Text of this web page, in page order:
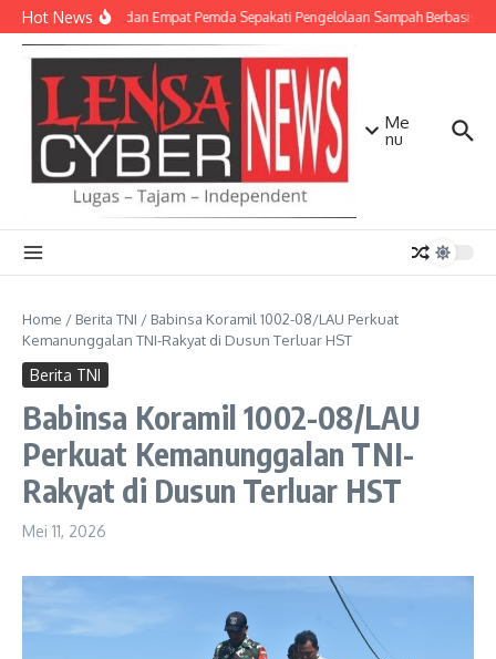
Lewati ke konten
Hot NewsTNI AD dan Empat Pemda Sepakati Pengelolaan Sampah Berbasis
Me
nu
Home / Berita TNI / Babinsa Koramil 1002-08/LAU Perkuat
Kemanunggalan TNI-Rakyat di Dusun Terluar HST
Berita TNI
Babinsa Koramil 1002-08/LAU
Perkuat Kemanunggalan TNI-
Rakyat di Dusun Terluar HST
Mei 11, 2026